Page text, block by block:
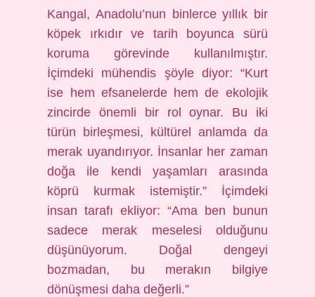
Kangal, Anadolu’nun binlerce yıllık bir
köpek ırkıdır ve tarih boyunca sürü
koruma görevinde kullanılmıştır.
İçimdeki mühendis şöyle diyor: “Kurt
ise hem efsanelerde hem de ekolojik
zincirde önemli bir rol oynar. Bu iki
türün birleşmesi, kültürel anlamda da
merak uyandırıyor. İnsanlar her zaman
doğa ile kendi yaşamları arasında
köprü kurmak istemiştir.” İçimdeki
insan tarafı ekliyor: “Ama ben bunun
sadece merak meselesi olduğunu
düşünüyorum. Doğal dengeyi
bozmadan, bu merakın bilgiye
dönüşmesi daha değerli.”